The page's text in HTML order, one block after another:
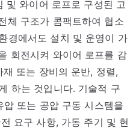
및 와이어 로프로 구성된 고
체 구조가 콤팩트하여 협소
경에서도 설치 및 운영이 가
회전시켜 와이어 로프를 감
또는 장비의 운반, 정렬,
하는 것입니다. 기술적 구
또는 공압 구동 시스템을
요구 사항, 가동 주기 및 현